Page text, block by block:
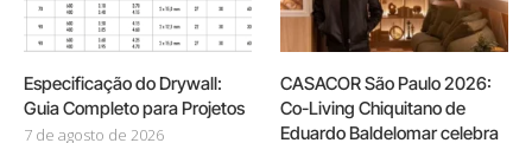
Especificação do Drywall:
Guia Completo para Projetos
7 de agosto de 2026
CASACOR São Paulo 2026:
Co-Living Chiquitano de
Eduardo Baldelomar celebra